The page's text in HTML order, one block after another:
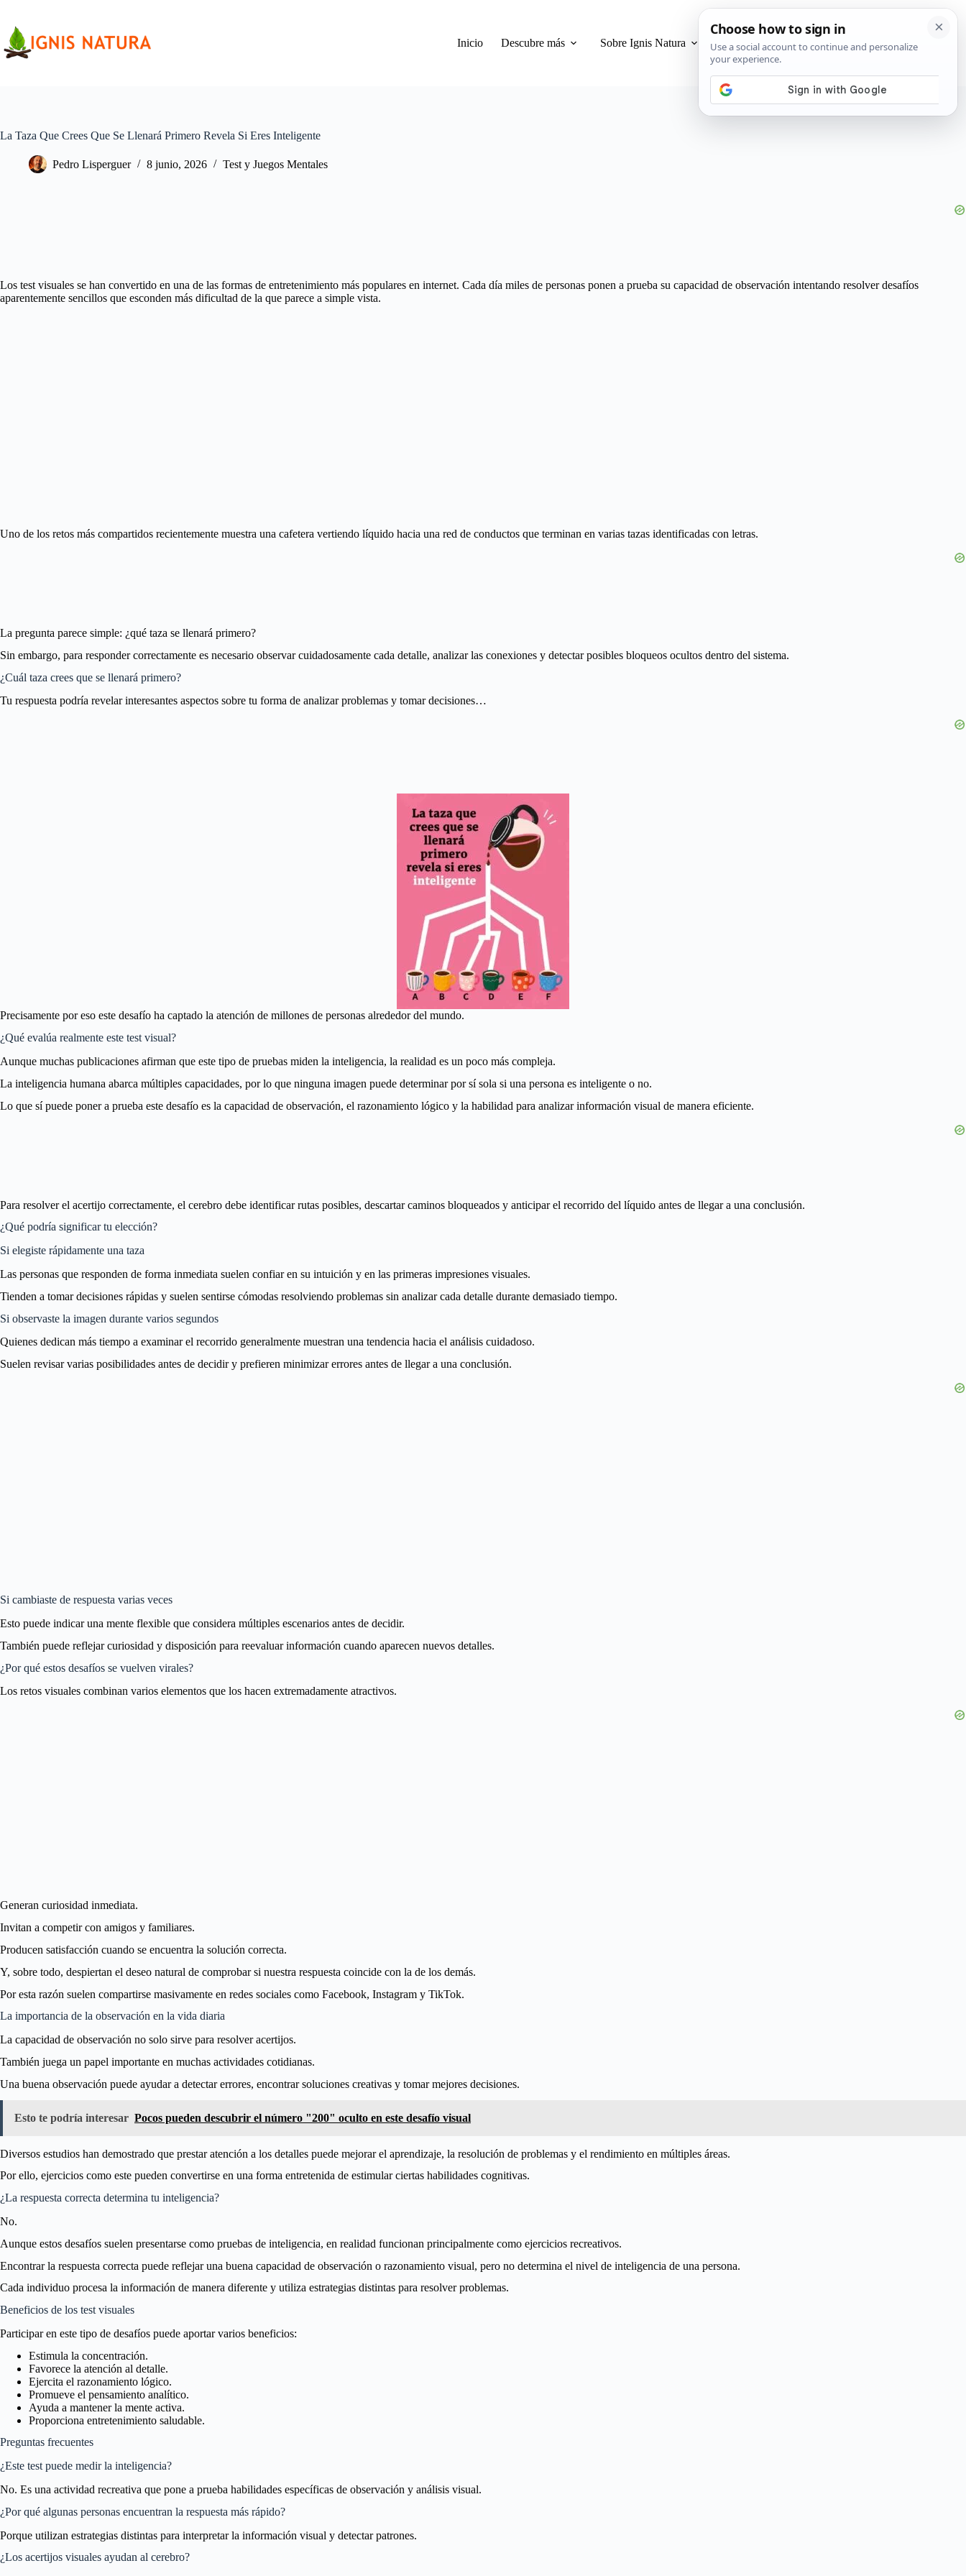
contenido
Inicio
Descubre más Sobre Ignis Natura Privacidad y Cookies
La Taza Que Crees Que Se Llenará Primero Revela Si Eres Inteligente
Pedro Lisperguer 8 junio, 2026 Test y Juegos Mentales
Los test visuales se han convertido en una de las formas de entretenimiento más populares en internet. Cada día miles de personas ponen a prueba su capacidad de observación intentando resolver desafíos
aparentemente sencillos que esconden más dificultad de la que parece a simple vista.
Uno de los retos más compartidos recientemente muestra una cafetera vertiendo líquido hacia una red de conductos que terminan en varias tazas identificadas con letras.
La pregunta parece simple: ¿qué taza se llenará primero?
Sin embargo, para responder correctamente es necesario observar cuidadosamente cada detalle, analizar las conexiones y detectar posibles bloqueos ocultos dentro del sistema.
¿Cuál taza crees que se llenará primero?
Tu respuesta podría revelar interesantes aspectos sobre tu forma de analizar problemas y tomar decisiones…
Precisamente por eso este desafío ha captado la atención de millones de personas alrededor del mundo.
¿Qué evalúa realmente este test visual?
Aunque muchas publicaciones afirman que este tipo de pruebas miden la inteligencia, la realidad es un poco más compleja.
La inteligencia humana abarca múltiples capacidades, por lo que ninguna imagen puede determinar por sí sola si una persona es inteligente o no.
Lo que sí puede poner a prueba este desafío es la capacidad de observación, el razonamiento lógico y la habilidad para analizar información visual de manera eficiente.
Para resolver el acertijo correctamente, el cerebro debe identificar rutas posibles, descartar caminos bloqueados y anticipar el recorrido del líquido antes de llegar a una conclusión.
¿Qué podría significar tu elección?
Si elegiste rápidamente una taza
Las personas que responden de forma inmediata suelen confiar en su intuición y en las primeras impresiones visuales.
Tienden a tomar decisiones rápidas y suelen sentirse cómodas resolviendo problemas sin analizar cada detalle durante demasiado tiempo.
Si observaste la imagen durante varios segundos
Quienes dedican más tiempo a examinar el recorrido generalmente muestran una tendencia hacia el análisis cuidadoso.
Suelen revisar varias posibilidades antes de decidir y prefieren minimizar errores antes de llegar a una conclusión.
Si cambiaste de respuesta varias veces
Esto puede indicar una mente flexible que considera múltiples escenarios antes de decidir.
También puede reflejar curiosidad y disposición para reevaluar información cuando aparecen nuevos detalles.
¿Por qué estos desafíos se vuelven virales?
Los retos visuales combinan varios elementos que los hacen extremadamente atractivos.
Generan curiosidad inmediata.
Invitan a competir con amigos y familiares.
Producen satisfacción cuando se encuentra la solución correcta.
Y, sobre todo, despiertan el deseo natural de comprobar si nuestra respuesta coincide con la de los demás.
Por esta razón suelen compartirse masivamente en redes sociales como Facebook, Instagram y TikTok.
La importancia de la observación en la vida diaria
La capacidad de observación no solo sirve para resolver acertijos.
También juega un papel importante en muchas actividades cotidianas.
Una buena observación puede ayudar a detectar errores, encontrar soluciones creativas y tomar mejores decisiones.
Esto te podría interesar Pocos pueden descubrir el número "200" oculto en este desafío visual
Diversos estudios han demostrado que prestar atención a los detalles puede mejorar el aprendizaje, la resolución de problemas y el rendimiento en múltiples áreas.
Por ello, ejercicios como este pueden convertirse en una forma entretenida de estimular ciertas habilidades cognitivas.
¿La respuesta correcta determina tu inteligencia?
No.
Aunque estos desafíos suelen presentarse como pruebas de inteligencia, en realidad funcionan principalmente como ejercicios recreativos.
Encontrar la respuesta correcta puede reflejar una buena capacidad de observación o razonamiento visual, pero no determina el nivel de inteligencia de una persona.
Cada individuo procesa la información de manera diferente y utiliza estrategias distintas para resolver problemas.
Beneficios de los test visuales
Participar en este tipo de desafíos puede aportar varios beneficios:
Estimula la concentración.
Favorece la atención al detalle.
Ejercita el razonamiento lógico.
Promueve el pensamiento analítico.
Ayuda a mantener la mente activa.
Proporciona entretenimiento saludable.
Preguntas frecuentes
¿Este test puede medir la inteligencia?
No. Es una actividad recreativa que pone a prueba habilidades específicas de observación y análisis visual.
¿Por qué algunas personas encuentran la respuesta más rápido?
Porque utilizan estrategias distintas para interpretar la información visual y detectar patrones.
¿Los acertijos visuales ayudan al cerebro?